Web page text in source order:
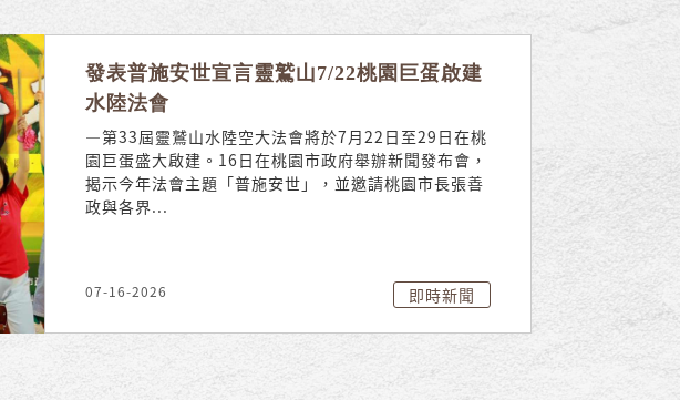
發表普施安世宣言靈鷲山7/22桃園巨蛋啟建
水陸法會
—第33屆靈鷲山水陸空大法會將於7月22日至29日在桃
園巨蛋盛大啟建。16日在桃園市政府舉辦新聞發布會，
揭示今年法會主題「普施安世」，並邀請桃園市長張善
政與各界...
07-16-2026 即時新聞